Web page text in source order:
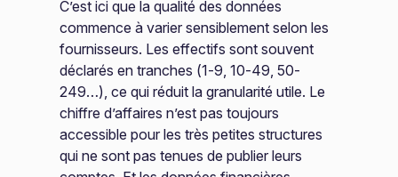
C’est ici que la qualité des données
commence à varier sensiblement selon les
fournisseurs. Les effectifs sont souvent
déclarés en tranches (1-9, 10-49, 50-
249…), ce qui réduit la granularité utile. Le
chiffre d’affaires n’est pas toujours
accessible pour les très petites structures
qui ne sont pas tenues de publier leurs